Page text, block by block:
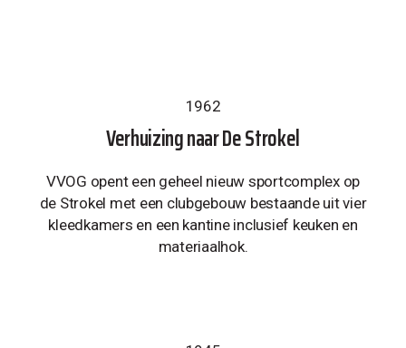
1962
Verhuizing naar De Strokel
VVOG opent een geheel nieuw sportcomplex op
de Strokel met een clubgebouw bestaande uit vier
kleedkamers en een kantine inclusief keuken en
materiaalhok.